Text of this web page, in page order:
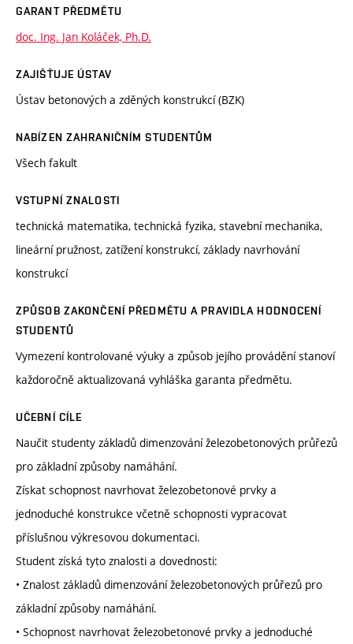
GARANT PŘEDMĚTU
doc. Ing. Jan Koláček, Ph.D.
ZAJIŠŤUJE ÚSTAV
Ústav betonových a zděných konstrukcí (BZK)
NABÍZEN ZAHRANIČNÍM STUDENTŮM
Všech fakult
VSTUPNÍ ZNALOSTI
technická matematika, technická fyzika, stavební mechanika,
lineární pružnost, zatížení konstrukcí, základy navrhování
konstrukcí
ZPŮSOB ZAKONČENÍ PŘEDMĚTU A PRAVIDLA HODNOCENÍ
STUDENTŮ
Vymezení kontrolované výuky a způsob jejího provádění stanoví
každoročně aktualizovaná vyhláška garanta předmětu.
UČEBNÍ CÍLE
Naučit studenty základů dimenzování železobetonových průřezů
pro základní způsoby namáhání.
Získat schopnost navrhovat železobetonové prvky a
jednoduché konstrukce včetně schopnosti vypracovat
příslušnou výkresovou dokumentaci.
Student získá tyto znalosti a dovednosti:
• Znalost základů dimenzování železobetonových průřezů pro
základní způsoby namáhání.
• Schopnost navrhovat železobetonové prvky a jednoduché